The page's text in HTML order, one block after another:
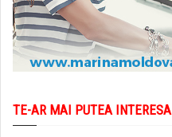
TE-AR MAI PUTEA INTERESA